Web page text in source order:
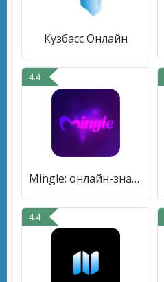
Кузбасс Онлайн
4.4
Mingle: онлайн-знакомства, чат
4.4